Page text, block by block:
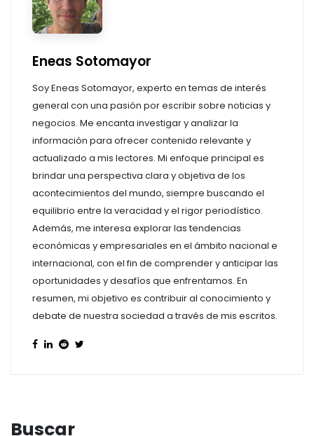
Eneas Sotomayor
Soy Eneas Sotomayor, experto en temas de interés
general con una pasión por escribir sobre noticias y
negocios. Me encanta investigar y analizar la
información para ofrecer contenido relevante y
actualizado a mis lectores. Mi enfoque principal es
brindar una perspectiva clara y objetiva de los
acontecimientos del mundo, siempre buscando el
equilibrio entre la veracidad y el rigor periodístico.
Además, me interesa explorar las tendencias
económicas y empresariales en el ámbito nacional e
internacional, con el fin de comprender y anticipar las
oportunidades y desafíos que enfrentamos. En
resumen, mi objetivo es contribuir al conocimiento y
debate de nuestra sociedad a través de mis escritos.
Buscar